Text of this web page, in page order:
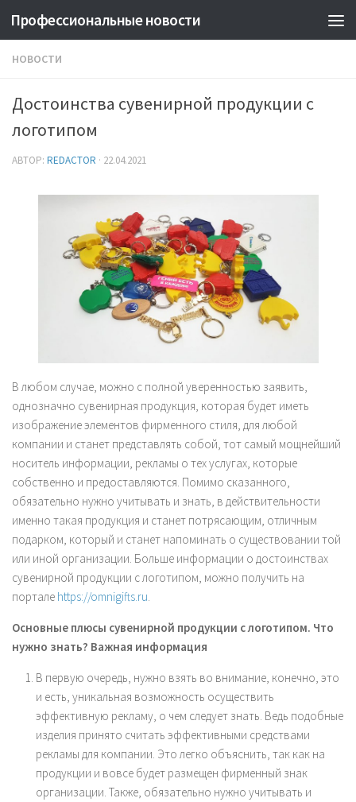
Профессиональные новости
НОВОСТИ
Достоинства сувенирной продукции с
логотипом
АВТОР: REDACTOR · 22.04.2021
В любом случае, можно с полной уверенностью заявить,
однозначно сувенирная продукция, которая будет иметь
изображение элементов фирменного стиля, для любой
компании и станет представлять собой, тот самый мощнейший
носитель информации, рекламы о тех услугах, которые
собственно и предоставляются. Помимо сказанного,
обязательно нужно учитывать и знать, в действительности
именно такая продукция и станет потрясающим, отличным
подарком, который и станет напоминать о существовании той
или иной организации. Больше информации о достоинствах
сувенирной продукции с логотипом, можно получить на
портале https://omnigifts.ru.
Основные плюсы сувенирной продукции с логотипом. Что
нужно знать? Важная информация
В первую очередь, нужно взять во внимание, конечно, это
и есть, уникальная возможность осуществить
эффективную рекламу, о чем следует знать. Ведь подобные
изделия принято считать эффективными средствами
рекламы для компании. Это легко объяснить, так как на
продукции и вовсе будет размещен фирменный знак
организации. Также, обязательно нужно учитывать и